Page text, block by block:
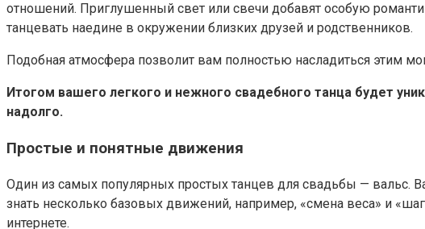
отношений. Приглушенный свет или свечи добавят особую
танцевать наедине в окружении близких друзей и родственников.
Подобная атмосфера позволит вам полностью насладиться этим
Итогом вашего легкого и нежного свадебного танца будет
надолго.
Простые и понятные движения
Один из самых популярных простых танцев для свадьбы — вальс.
знать несколько базовых движений, например, «смена веса» и
интернете.